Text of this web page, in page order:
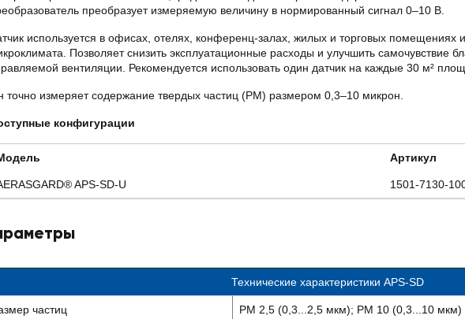
преобразует измеряемую величину в нормированный сигнал 0–10 В.
используется в офисах, отелях, конференц-залах, жилых и торговых помещениях
Позволяет снизить эксплуатационные расходы и улучшить самочувствие
вентиляции. Рекомендуется использовать один датчик на каждые 30 м²
точно измеряет содержание твердых частиц (PM) размером 0,3–10 микрон.
конфигурации
Артикул
APS-SD-U 1501-7130-
Технические характеристики APS-SD
частиц PM 2,5 (0,3...2,5 мкм); PM 10 (0,3...10 мкм)